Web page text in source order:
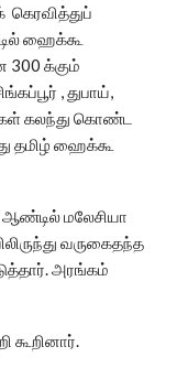
ஹைக்கூ
க்கும்
, துபாய்,
கலந்து கொண்ட
தமிழ் ஹைக்கூ
மலேசியா
வருகைதந்த
அரங்கம்
கூறினார்.